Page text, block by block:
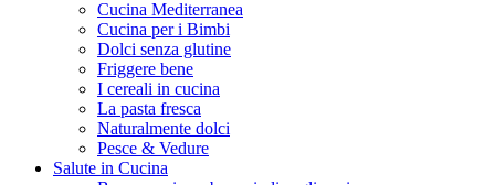
Cucina Mediterranea
Cucina per i Bimbi
Dolci senza glutine
Friggere bene
I cereali in cucina
La pasta fresca
Naturalmente dolci
Pesce & Vedure
Salute in Cucina